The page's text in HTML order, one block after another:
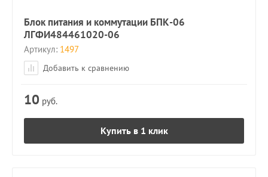
Блок питания и коммутации БПК-06
ЛГФИ484461020-06
Артикул: 1497
Добавить к сравнению
10 руб.
Купить в 1 клик